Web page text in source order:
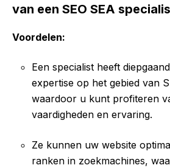
van een SEO SEA
Voordelen:
Een specialist heeft
expertise op het gebied van
waardoor u kunt profiteren
vaardigheden en ervaring.
Ze kunnen uw website
ranken in zoekmachines,